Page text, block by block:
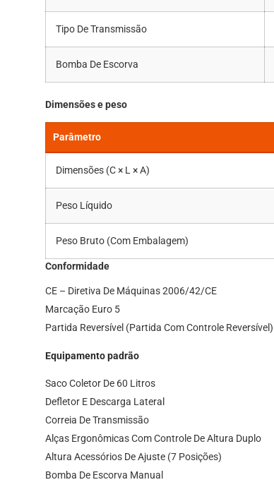
Tipo De Transmissão
Bomba De Escorva
Dimensões e peso
Parâmetro
Dimensões (C × L × A)
Peso Líquido
Peso Bruto (com Embalagem)
Conformidade
CE – Diretiva De Máquinas 2006/42/CE
Marcação Euro 5
Partida Reversível (partida Com Controle Reversível)
Equipamento padrão
Saco Coletor De 60 Litros
Defletor E Descarga Lateral
Correia De Transmissão
Alças Ergonômicas Com Controle De Altura Duplo
Altura Acessórios De Ajuste (7 Posições)
Bomba De Escorva Manual